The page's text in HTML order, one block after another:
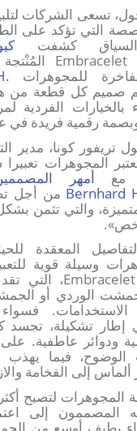
تسعى الشركات
التي تؤكد على
كشفت
Embracelet
للمجوهرات
صميم كل قطعة من
بالخيارات الفردية
رقمية فريدة في
تريفور كونا، مدير
المجوهرات تعبيرا
مع أمهر
Bernhard من أجل
والتي تثمن
المعقدة
وسيلة قوية
Embracelet، التي
الوردي أو
الاستخدامات.
إطار تشكيلة، تجسد
ودوائر عاطفية. على
فيما يهذب
ألماس إلى الفخامة
المجوهرات لتصبح
المصممون إلى
بطيف أوسع من